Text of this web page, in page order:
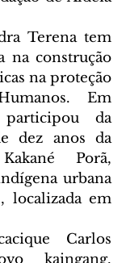
Terena tem
na construção
na proteção
Em
da
dez anos da
Porã,
urbana
localizada em
Carlos
kaingang,